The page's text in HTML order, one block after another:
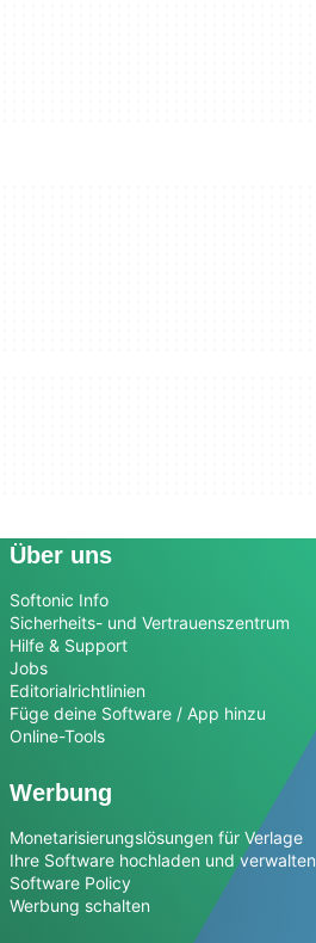
Über uns
Softonic Info
Sicherheits- und Vertrauenszentrum
Hilfe & Support
Jobs
Editorialrichtlinien
Füge deine Software / App hinzu
Online-Tools
Werbung
Monetarisierungslösungen für Verlage
Ihre Software hochladen und verwalten
Software Policy
Werbung schalten